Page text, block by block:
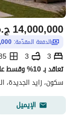
14,000,000
الدفعة المقدّمة:
3
3
285
سكون، زايد الجديدة،
الإيميل